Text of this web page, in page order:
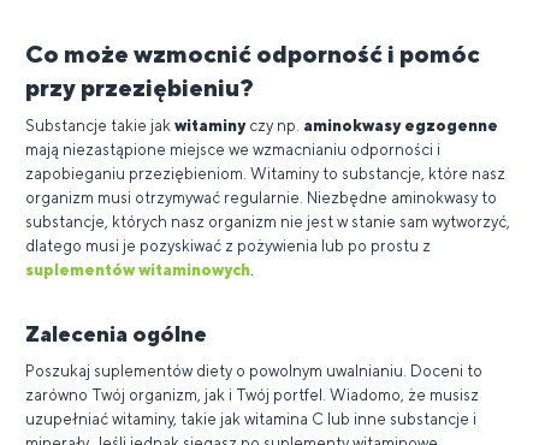
Co może wzmocnić odporność i pomóc
przy przeziębieniu?
Substancje takie jak witaminyczy np. aminokwasy egzogenne
mają niezastąpione miejsce we wzmacnianiu odporności i
zapobieganiu przeziębieniom. Witaminy to substancje, które nasz
organizm musi otrzymywać regularnie. Niezbędne aminokwasy to
substancje, których nasz organizm nie jest w stanie sam wytworzyć,
dlatego musi je pozyskiwać z pożywienia lub po prostu z
suplementów witaminowych
Zalecenia ogólne
Poszukaj suplementów diety o powolnym uwalnianiu. Doceni to
zarówno Twój organizm, jak i Twój portfel. Wiadomo, że musisz
uzupełniać witaminy, takie jak witamina C lub inne substancje i